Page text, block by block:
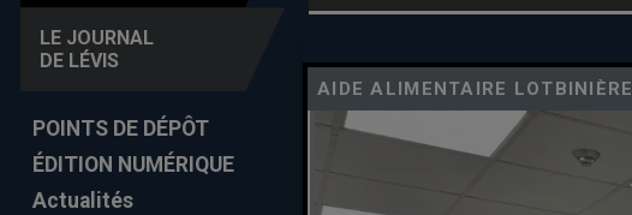
LE JOURNAL
DE LÉVIS
POINTS DE DÉPÔT
ÉDITION NUMÉRIQUE
Actualités
AIDE ALIMENTAIRE LOTBINIÈRE